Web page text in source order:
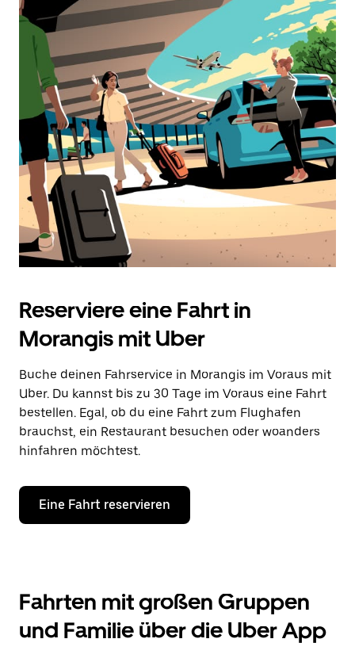
Reserviere eine Fahrt in
Morangis mit Uber
Buche deinen Fahrservice in Morangis im Voraus mit
Uber. Du kannst bis zu 30 Tage im Voraus eine Fahrt
bestellen. Egal, ob du eine Fahrt zum Flughafen
brauchst, ein Restaurant besuchen oder woanders
hinfahren möchtest.
Eine Fahrt reservieren
Fahrten mit großen Gruppen
und Familie über die Uber App